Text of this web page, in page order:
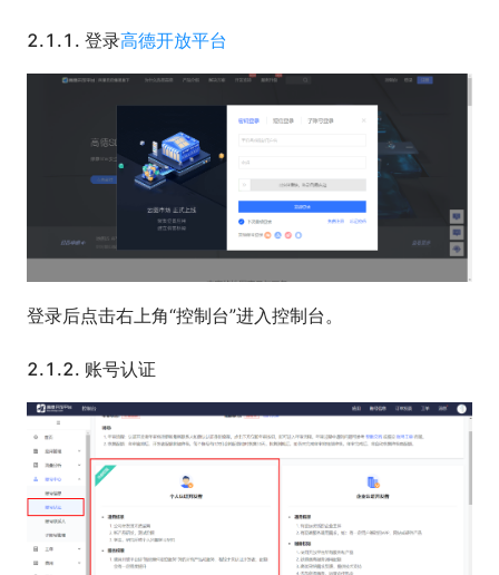
2.1.1. 登录高德开放平台
登录后点击右上角“控制台”进入控制台。
2.1.2. 账号认证